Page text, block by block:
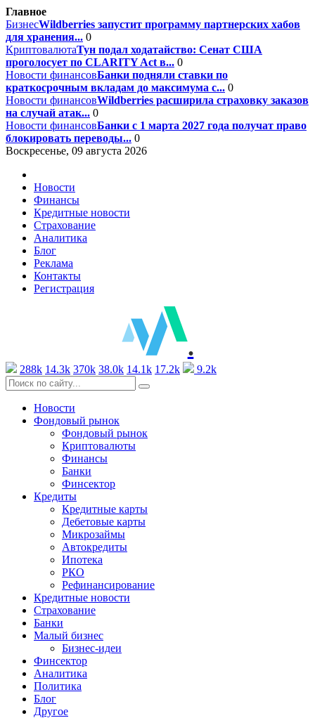
Главное
БизнесWildberries запустит программу партнерских хабов
для хранения... 0
КриптовалютаТун подал ходатайство: Сенат США
проголосует по CLARITY Act в... 0
Новости финансовБанки подняли ставки по
краткосрочным вкладам до максимума с... 0
Новости финансовWildberries расширила страховку заказов
на случай атак... 0
Новости финансовБанки с 1 марта 2027 года получат право
блокировать переводы... 0
Воскресенье, 09 августа 2026
Новости
Финансы
Кредитные новости
Страхование
Аналитика
Блог
Реклама
Контакты
Регистрация
.
288k 14.3k 370k 38.0k 14.1k 17.2k 9.2k
Новости
Фондовый рынок
Фондовый рынок
Криптовалюты
Финансы
Банки
Финсектор
Кредиты
Кредитные карты
Дебетовые карты
Микрозаймы
Автокредиты
Ипотека
РКО
Рефинансирование
Кредитные новости
Страхование
Банки
Малый бизнес
Бизнес-идеи
Финсектор
Аналитика
Политика
Блог
Другое